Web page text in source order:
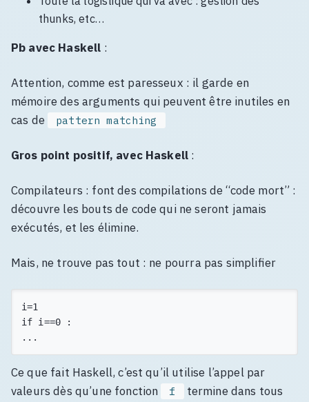
thunks, etc…
Pb avec Haskell :
Attention, comme est paresseux : il garde en
mémoire des arguments qui peuvent être inutiles en
cas de
pattern matching
Gros point positif, avec Haskell :
Compilateurs : font des compilations de “code mort” :
découvre les bouts de code qui ne seront jamais
exécutés, et les élimine.
Mais, ne trouve pas tout : ne pourra pas simplifier
i=1
if i==0 :
Ce que fait Haskell, c’est qu’il utilise l’appel par
valeurs dès qu’une fonction
f
termine dans tous